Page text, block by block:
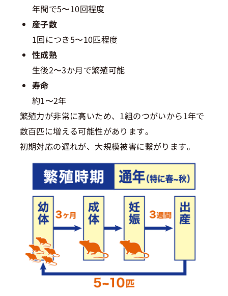
年間で5〜10回程度
産子数
1回につき5〜10匹程度
性成熟
生後2〜3か月で繁殖可能
寿命
約1〜2年
繁殖力が非常に高いため、1組のつがいから1年で
数百匹に増える可能性があります。
初期対応の遅れが、大規模被害に繋がります。